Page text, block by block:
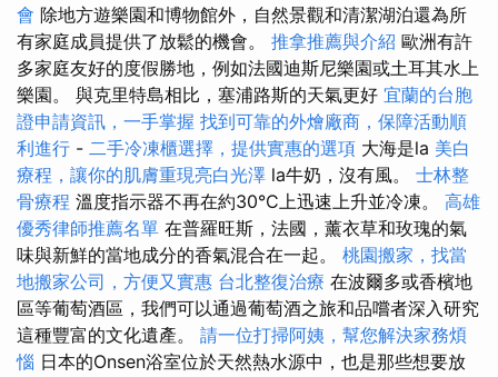
會 除地方遊樂園和博物館外，自然景觀和清潔湖泊還為所
有家庭成員提供了放鬆的機會。 推拿推薦與介紹 歐洲有許
多家庭友好的度假勝地，例如法國迪斯尼樂園或土耳其水上
樂園。 與克里特島相比，塞浦路斯的天氣更好 宜蘭的台胞
證申請資訊，一手掌握 找到可靠的外燴廠商，保障活動順
利進行 - 二手冷凍櫃選擇，提供實惠的選項 大海是la 美白
療程，讓你的肌膚重現亮白光澤 la牛奶，沒有風。 士林整
骨療程 溫度指示器不再在約30°C上迅速上升並冷凍。 高雄
優秀律師推薦名單 在普羅旺斯，法國，薰衣草和玫瑰的氣
味與新鮮的當地成分的香氣混合在一起。 桃園搬家，找當
地搬家公司，方便又實惠 台北整復治療 在波爾多或香檳地
區等葡萄酒區，我們可以通過葡萄酒之旅和品嚐者深入研究
這種豐富的文化遺產。 請一位打掃阿姨，幫您解決家務煩
惱 日本的Onsen浴室位於天然熱水源中，也是那些想要放